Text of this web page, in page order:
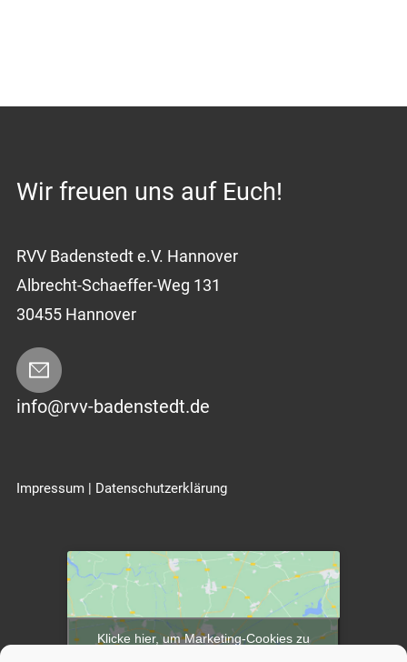
Wir freuen uns auf Euch!
RVV Badenstedt e.V. Hannover
Albrecht-Schaeffer-Weg 131
30455 Hannover
info@rvv-badenstedt.de
Impressum| Datenschutzerklärung
Klicke hier, um Marketing-Cookies zu